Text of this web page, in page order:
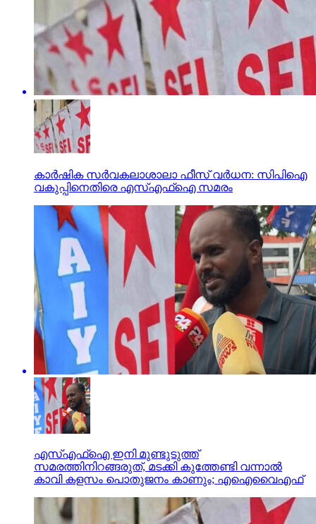
കാര്‍ഷിക സര്‍വകലാശാലാ ഫീസ് വര്‍ധന: സിപിഐ
വകുപ്പിനെതിരെ എസ്എഫ്‌ഐ സമരം
എസ്എഫ്‌ഐ ഇനി മുണ്ടുടുത്ത്
സമരത്തിനിറങ്ങരുത്, മടക്കി കുത്തേണ്ടി വന്നാല്‍
കാവി കളസം പൊതുജനം കാണും; എഐവൈഎഫ്